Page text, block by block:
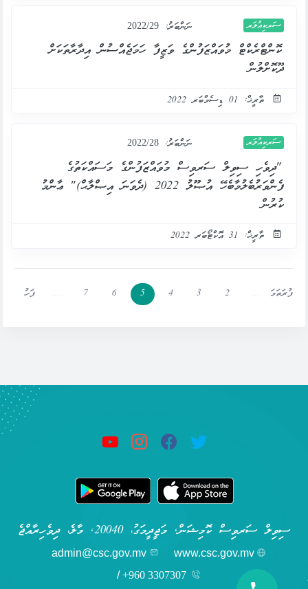
ސަރކިއުލަރ ނަންބަރު: 2022/29
ކޮންޓްރެކްޓް މުވައްޒަފުންގެ ވަޒީފާ ހަމަޖެއްސުން އިދާރާތަކަށް
ދޫކޮށްލުން
ތާރީޚް: 01 ޑިސެމްބަރ 2022
ސަރކިއުލަރ ނަންބަރު: 2022/28
"ދިވެހި ސިވިލް ސަރވިސް މުވައްޒަފުންގެ މަސައްކަތުގެ
ފެންވަރުބެލުމާބެހޭ އުޞޫލު 2022 (ދެވަނަ އިޞްލާޙް)" ޢާންމު
ކުރުން
ތާރީޚް: 31 އޮކްޓޯބަރ 2022
ފުރަތަމަ …
2
3
4
5
6
7
… ފަހު
ސިވިލް ސަރވިސް ކޮމިޝަން, މަޖީދީމަގު، 20040, މާލެ، ދިވެހިރާއްޖެ
www.csc.gov.mv
admin@csc.gov.mv
+960 3307307
/